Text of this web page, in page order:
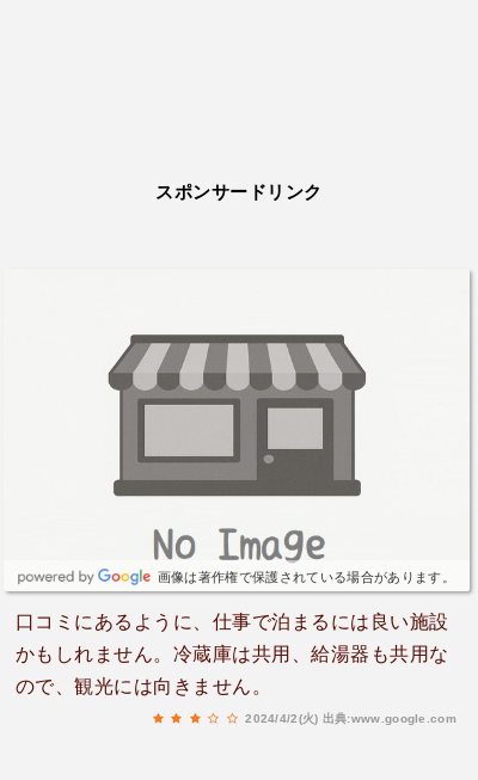
スポンサードリンク
画像は著作権で保護されている場合があります。
口コミにあるように、仕事で泊まるには良い施設
かもしれません。冷蔵庫は共用、給湯器も共用な
ので、観光には向きません。
2024/4/2(火) 出典:www.google.com